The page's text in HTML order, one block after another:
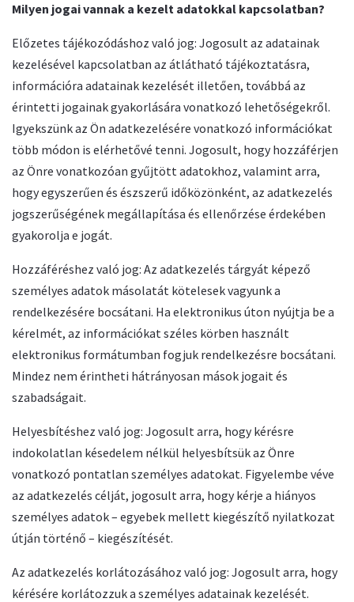
Milyen jogai vannak a kezelt adatokkal kapcsolatban?
Előzetes tájékozódáshoz való jog: Jogosult az adatainak
kezelésével kapcsolatban az átlátható tájékoztatásra,
információra adatainak kezelését illetően, továbbá az
érintetti jogainak gyakorlására vonatkozó lehetőségekről.
Igyekszünk az Ön adatkezelésére vonatkozó információkat
több módon is elérhetővé tenni. Jogosult, hogy hozzáférjen
az Önre vonatkozóan gyűjtött adatokhoz, valamint arra,
hogy egyszerűen és észszerű időközönként, az adatkezelés
jogszerűségének megállapítása és ellenőrzése érdekében
gyakorolja e jogát.
Hozzáféréshez való jog: Az adatkezelés tárgyát képező
személyes adatok másolatát kötelesek vagyunk a
rendelkezésére bocsátani. Ha elektronikus úton nyújtja be a
kérelmét, az információkat széles körben használt
elektronikus formátumban fogjuk rendelkezésre bocsátani.
Mindez nem érintheti hátrányosan mások jogait és
szabadságait.
Helyesbítéshez való jog: Jogosult arra, hogy kérésre
indokolatlan késedelem nélkül helyesbítsük az Önre
vonatkozó pontatlan személyes adatokat. Figyelembe véve
az adatkezelés célját, jogosult arra, hogy kérje a hiányos
személyes adatok – egyebek mellett kiegészítő nyilatkozat
útján történő – kiegészítését.
Az adatkezelés korlátozásához való jog: Jogosult arra, hogy
kérésére korlátozzuk a személyes adatainak kezelését.